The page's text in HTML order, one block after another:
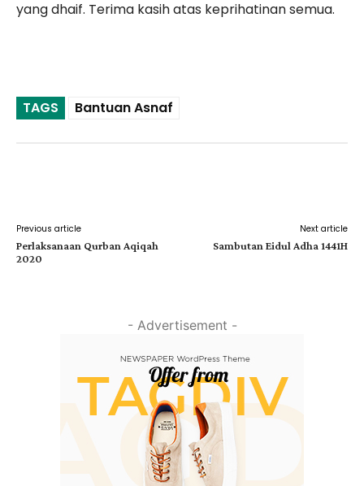
yang dhaif. Terima kasih atas keprihatinan semua.
TAGS Bantuan Asnaf
Previous article
Perlaksanaan Qurban Aqiqah
2020
Next article
Sambutan Eidul Adha 1441H
- Advertisement -